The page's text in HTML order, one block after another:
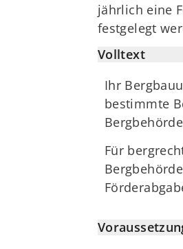
jährlich eine
festgelegt
Volltext
Ihr
bestimmte
Für